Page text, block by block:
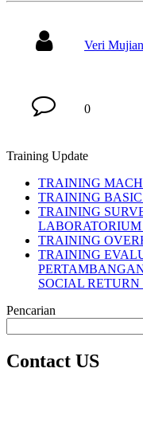
Veri
0
Training Update
TRAINING
TRAINING
TRAINING
TRAINING
TRAINING
SOCIAL
Pencarian
Contact US